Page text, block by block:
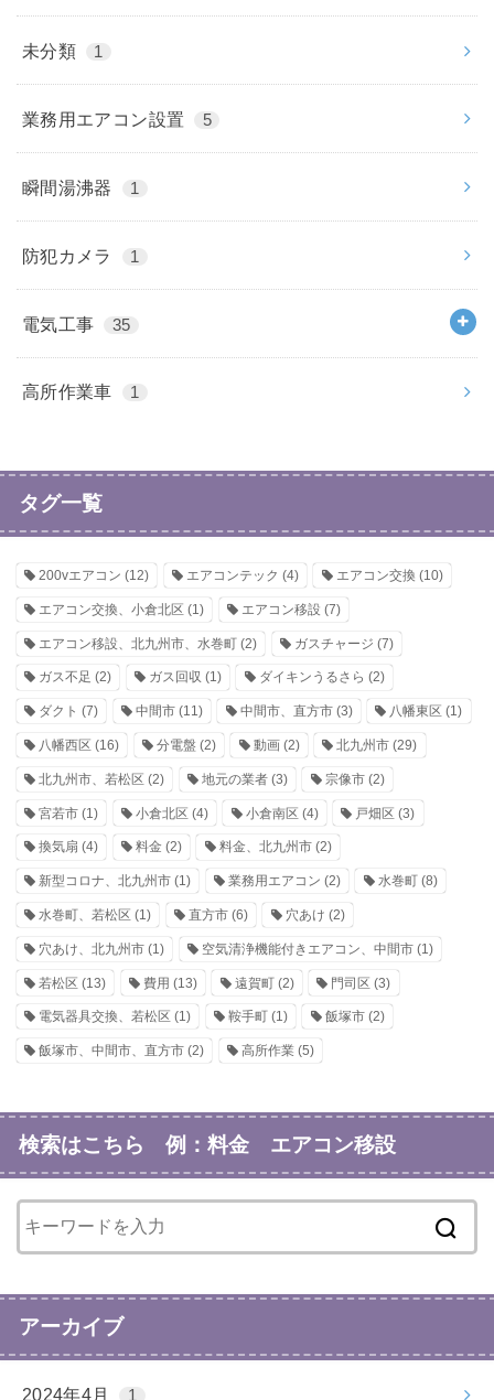
未分類 1
業務用エアコン設置 5
瞬間湯沸器 1
防犯カメラ 1
電気工事 35
高所作業車 1
タグ一覧
200vエアコン (12) エアコンテック (4) エアコン交換 (10)
エアコン交換、小倉北区 (1) エアコン移設 (7)
エアコン移設、北九州市、水巻町 (2) ガスチャージ (7)
ガス不足 (2) ガス回収 (1) ダイキンうるさら (2)
ダクト (7) 中間市(11) 中間市、直方市(3) 八幡東区 (1)
八幡西区 (16) 分電盤 (2) 動画(2) 北九州市 (29)
北九州市、若松区 (2) 地元の業者(3) 宗像市(2)
宮若市 (1) 小倉北区 (4) 小倉南区 (4) 戸畑区 (3)
換気扇 (4) 料金 (2) 料金、北九州市(2)
新型コロナ、北九州市 (1) 業務用エアコン (2) 水巻町(8)
水巻町、若松区 (1) 直方市(6) 穴あけ (2)
穴あけ、北九州市 (1) 空気清浄機能付きエアコン、中間市(1)
若松区 (13) 費用 (13) 遠賀町(2) 門司区 (3)
電気器具交換、若松区 (1) 鞍手町(1) 飯塚市(2)
飯塚市、中間市、直方市 (2) 高所作業(5)
検索はこちら 例：料金 エアコン移設
アーカイブ
2024年4月 1